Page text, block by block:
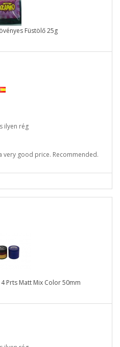
Füstölő 25g
ilyen rég
very good price. Recommended.
Prts Matt Mix Color 50mm